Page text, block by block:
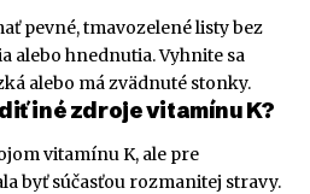
pevné, tmavozelené listy bez
alebo hnednutia. Vyhnite sa
alebo má zvädnuté stonky.
iné zdroje vitamínu K?
vitamínu K, ale pre
byť súčasťou rozmanitej stravy.